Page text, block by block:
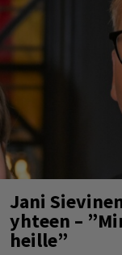
Jani
yhteen –
heille”